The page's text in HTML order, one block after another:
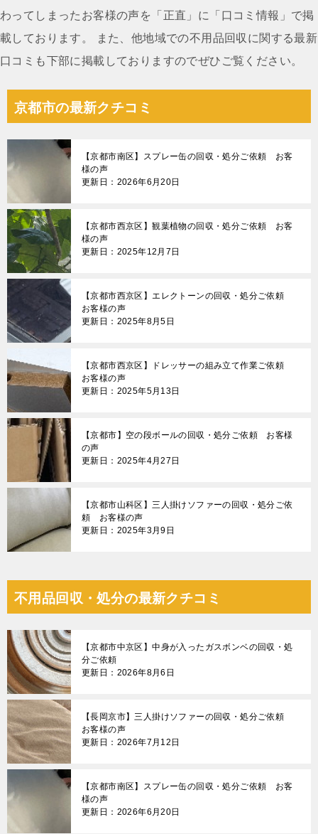
わってしまったお客様の声を「正直」に「口コミ情報」で掲
載しております。 また、他地域での不用品回収に関する最新
口コミも下部に掲載しておりますのでぜひご覧ください。
京都市の最新クチコミ
【京都市南区】スプレー缶の回収・処分ご依頼 お客
様の声
更新日：2026年6月20日
【京都市西京区】観葉植物の回収・処分ご依頼 お客
様の声
更新日：2025年12月7日
【京都市西京区】エレクトーンの回収・処分ご依頼
お客様の声
更新日：2025年8月5日
【京都市西京区】ドレッサーの組み立て作業ご依頼
お客様の声
更新日：2025年5月13日
【京都市】空の段ボールの回収・処分ご依頼 お客様
の声
更新日：2025年4月27日
【京都市山科区】三人掛けソファーの回収・処分ご依
頼 お客様の声
更新日：2025年3月9日
不用品回収・処分の最新クチコミ
【京都市中京区】中身が入ったガスボンベの回収・処
分ご依頼
更新日：2026年8月6日
【長岡京市】三人掛けソファーの回収・処分ご依頼
お客様の声
更新日：2026年7月12日
【京都市南区】スプレー缶の回収・処分ご依頼 お客
様の声
更新日：2026年6月20日